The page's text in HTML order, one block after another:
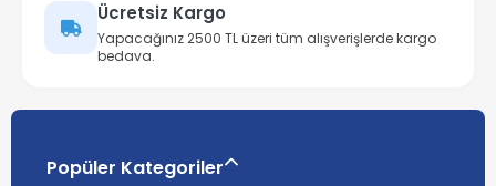
Ücretsiz Kargo
Yapacağınız 2500 TL üzeri tüm alışverişlerde kargo
bedava.
Popüler Kategoriler